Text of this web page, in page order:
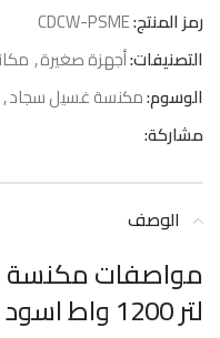
رمز المنتج:CDCW-PSME
التصنيفات:أجهزة صغيرة,
الوسوم:مكنسة غسيل سجاد,
مشاركة:
الوصف
لتر 1200 واط اسود :